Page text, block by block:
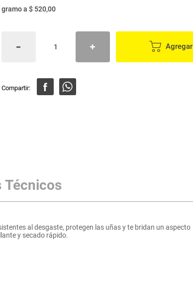
gramoa $ 520,00
Agregar
Técnicos
al desgaste, protegen las uñas y te bridan un aspecto
y secado rápido.